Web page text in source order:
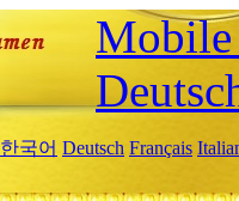
한국어 Deutsch Français